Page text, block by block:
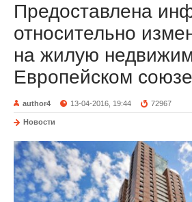
Предоставлена
относительно
на жилую
Европейском союзе
author4 13-04-2016, 19:44 72967
Новости